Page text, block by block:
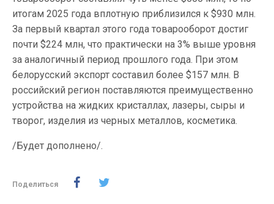
итогам 2025 года вплотную приблизился к $930 млн.
За первый квартал этого года товарооборот достиг
почти $224 млн, что практически на 3% выше уровня
за аналогичный период прошлого года. При этом
белорусский экспорт составил более $157 млн. В
российский регион поставляются преимущественно
устройства на жидких кристаллах, лазеры, сыры и
творог, изделия из черных металлов, косметика.
/Будет дополнено/.
Поделиться